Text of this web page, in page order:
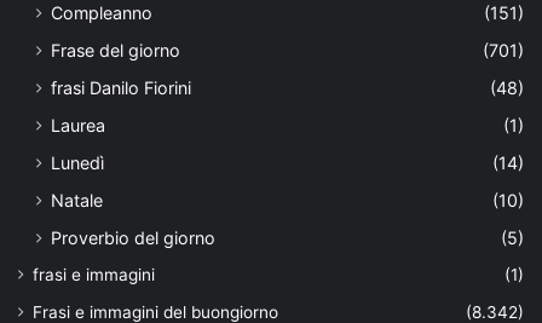
Compleanno
(151)
Frase del giorno
(701)
frasi Danilo Fiorini
(48)
Laurea
(1)
Lunedì
(14)
Natale
(10)
Proverbio del giorno
(5)
frasi e immagini
(1)
Frasi e immagini del buongiorno
(8.342)